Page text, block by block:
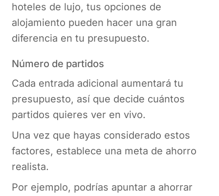
hoteles de lujo, tus opciones de
alojamiento pueden hacer una gran
diferencia en tu presupuesto.
Número de partidos
Cada entrada adicional aumentará tu
presupuesto, así que decide cuántos
partidos quieres ver en vivo.
Una vez que hayas considerado estos
factores, establece una meta de ahorro
realista.
Por ejemplo, podrías apuntar a ahorrar